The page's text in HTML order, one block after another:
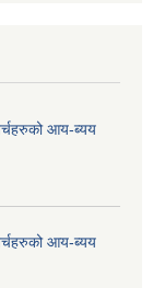
आय-ब्यय
आय-ब्यय